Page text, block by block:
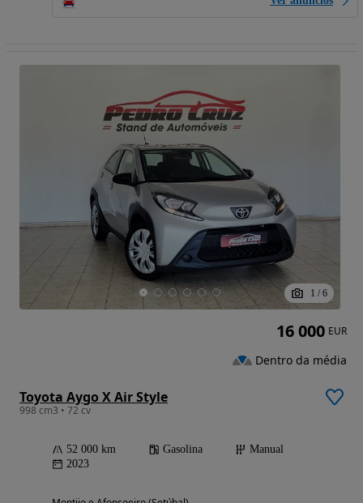
1 / 6
Toyota Aygo X Air Style
998 cm3 • 72 cv
52 000 km Gasolina
Manual
2023
16 000 EUR
Dentro da média